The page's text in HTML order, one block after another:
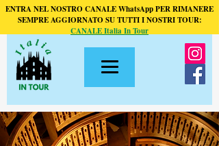
ENTRA NEL NOSTRO CANALE WhatsApp PER RIMANERE
SEMPRE AGGIORNATO SU TUTTI I NOSTRI TOUR:
CANALE Italia In Tour